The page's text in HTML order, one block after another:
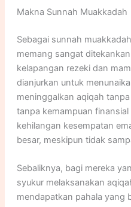
Makna Sunnah Muakkadah
Sebagai sunnah
memang sangat
kelapangan rezeki dan
dianjurkan untuk
meninggalkan aqiqah
tanpa kemampuan
kehilangan kesempatan
besar, meskipun tidak
Sebaliknya, bagi mereka
syukur melaksanakan
mendapatkan pahala yang